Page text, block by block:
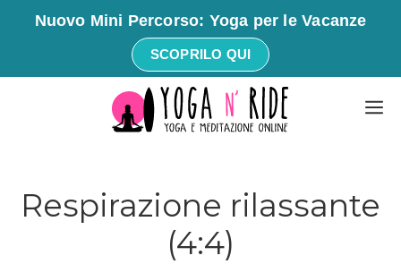
Nuovo Mini Percorso: Yoga per le Vacanze
SCOPRILO QUI
Respirazione rilassante
(4:4)